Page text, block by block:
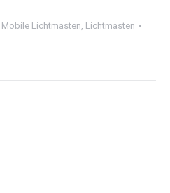
Mobile Lichtmasten, Lichtmasten